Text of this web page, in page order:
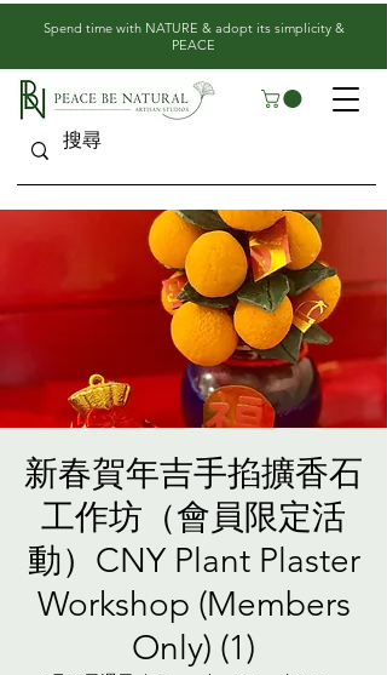
​Spend time with NATURE & adopt its simplicity &
PEACE
新春賀年吉手掐擴香石
工作坊（會員限定活
動）CNY Plant Plaster
Workshop (Members
Only) (1)